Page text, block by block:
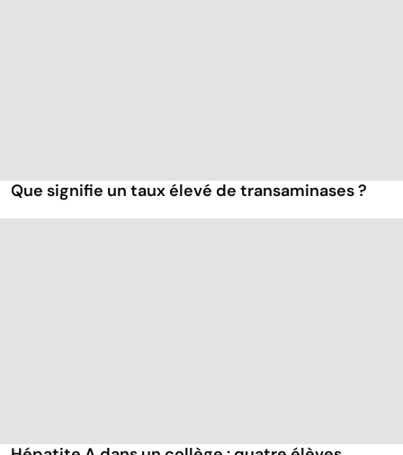
Que signifie un taux élevé de transaminases ?